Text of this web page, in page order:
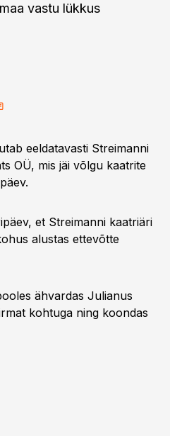
vastu lükkus
eeldatavasti Streimanni
OÜ, mis jäi võlgu kaatrite
et Streimanni kaatriäri
alustas ettevõtte
ähvardas Julianus
kohtuga ning koondas